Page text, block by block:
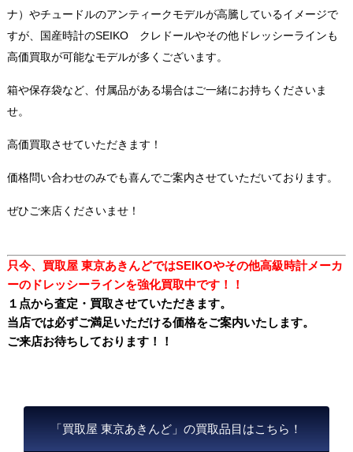
ナ）やチュードルのアンティークモデルが高騰しているイメージで
すが、国産時計のSEIKO クレドールやその他ドレッシーラインも
高価買取が可能なモデルが多くございます。
箱や保存袋など、付属品がある場合はご一緒にお持ちくださいま
せ。
高価買取させていただきます！
価格問い合わせのみでも喜んでご案内させていただいております。
ぜひご来店くださいませ！
只今、買取屋 東京あきんどではSEIKOやその他高級時計メーカ
ーのドレッシーラインを強化買取中です！！
１点から査定・買取させていただきます。
当店では必ずご満足いただける価格をご案内いたします。
ご来店お待ちしております！！
「買取屋 東京あきんど」の買取品目はこちら！